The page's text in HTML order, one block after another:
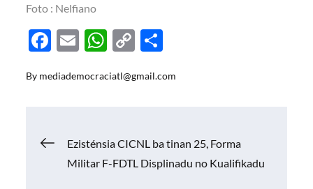
Foto : Nelfiano
F
e
o
E
ail
W
at
p
p
C
p
n
k
ar
By mediademocraciatl@gmail.com
Navigasi
Ezisténsia CICNL ba tinan 25, Forma
Militar F-FDTL Displinadu no Kualifikadu